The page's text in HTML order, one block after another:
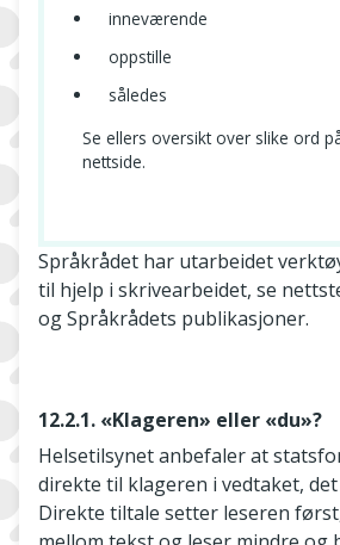
inneværende
oppstille
således
Se ellers oversikt over slike ord
nettside.
Språkrådet har utarbeidet
til hjelp i skrivearbeidet, se
og Språkrådets publikasjoner.
12.2.1. «Klageren» eller «du»?
Helsetilsynet anbefaler at
direkte til klageren i vedtaket,
Direkte tiltale setter leseren